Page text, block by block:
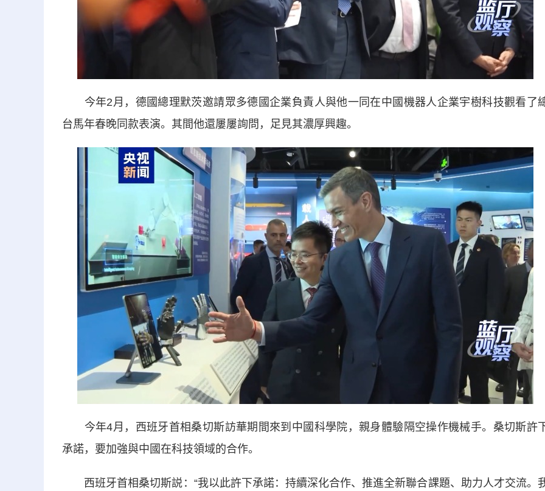
今年2月，德國總理默茨邀請眾多德國企業負責人與他一同在中國機器人企業宇樹科技觀看了
台馬年春晚同款表演。其間他還屢屢詢問，足見其濃厚興趣。
今年4月，西班牙首相桑切斯訪華期間來到中國科學院，親身體驗隔空操作機械手。桑切斯許
承諾，要加強與中國在科技領域的合作。
西班牙首相桑切斯説：“我以此許下承諾：持續深化合作、推進全新聯合課題、助力人才交流。